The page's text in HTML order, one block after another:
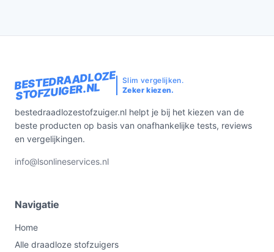
BESTEDRAADLOZE
STOFZUIGER.NL
Slim vergelijken.
Zeker kiezen.
bestedraadlozestofzuiger.nl helpt je bij het kiezen van de
beste producten op basis van onafhankelijke tests, reviews
en vergelijkingen.
info@lsonlineservices.nl
Navigatie
Home
Alle draadloze stofzuigers